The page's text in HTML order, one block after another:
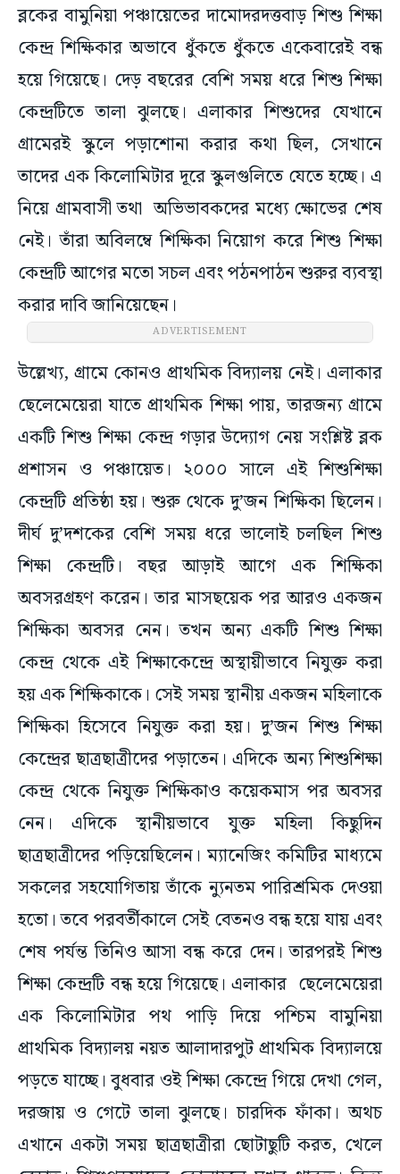
ব্লকের বামুনিয়া পঞ্চায়েতের দামোদরদত্তবাড় শিশু শিক্ষা
কেন্দ্র শিক্ষিকার অভাবে ধুঁকতে ধুঁকতে একেবারেই বন্ধ
হয়ে গিয়েছে। দেড় বছরের বেশি সময় ধরে শিশু শিক্ষা
কেন্দ্রটিতে তালা ঝুলছে। এলাকার শিশুদের যেখানে
গ্রামেরই স্কুলে পড়াশোনা করার কথা ছিল, সেখানে
তাদের এক কিলোমিটার দূরে স্কুলগুলিতে যেতে হচ্ছে। এ
নিয়ে গ্রামবাসী তথা অভিভাবকদের মধ্যে ক্ষোভের শেষ
নেই। তাঁরা অবিলম্বে শিক্ষিকা নিয়োগ করে শিশু শিক্ষা
কেন্দ্রটি আগের মতো সচল এবং পঠনপাঠন শুরুর ব্যবস্থা
করার দাবি জানিয়েছেন।
ADVERTISEMENT
উল্লেখ্য, গ্রামে কোনও প্রাথমিক বিদ্যালয় নেই। এলাকার
ছেলেমেয়েরা যাতে প্রাথমিক শিক্ষা পায়, তারজন্য গ্রামে
একটি শিশু শিক্ষা কেন্দ্র গড়ার উদ্যোগ নেয় সংশ্লিষ্ট ব্লক
প্রশাসন ও পঞ্চায়েত। ২০০০ সালে এই শিশুশিক্ষা
কেন্দ্রটি প্রতিষ্ঠা হয়। শুরু থেকে দু’জন শিক্ষিকা ছিলেন।
দীর্ঘ দু’দশকের বেশি সময় ধরে ভালোই চলছিল শিশু
শিক্ষা কেন্দ্রটি। বছর আড়াই আগে এক শিক্ষিকা
অবসরগ্রহণ করেন। তার মাসছয়েক পর আরও একজন
শিক্ষিকা অবসর নেন। তখন অন্য একটি শিশু শিক্ষা
কেন্দ্র থেকে এই শিক্ষাকেন্দ্রে অস্থায়ীভাবে নিযুক্ত করা
হয় এক শিক্ষিকাকে। সেই সময় স্থানীয় একজন মহিলাকে
শিক্ষিকা হিসেবে নিযুক্ত করা হয়। দু’জন শিশু শিক্ষা
কেন্দ্রের ছাত্রছাত্রীদের পড়াতেন। এদিকে অন্য শিশুশিক্ষা
কেন্দ্র থেকে নিযুক্ত শিক্ষিকাও কয়েকমাস পর অবসর
নেন। এদিকে স্থানীয়ভাবে যুক্ত মহিলা কিছুদিন
ছাত্রছাত্রীদের পড়িয়েছিলেন। ম্যানেজিং কমিটির মাধ্যমে
সকলের সহযোগিতায় তাঁকে ন্যুনতম পারিশ্রমিক দেওয়া
হতো। তবে পরবর্তীকালে সেই বেতনও বন্ধ হয়ে যায় এবং
শেষ পর্যন্ত তিনিও আসা বন্ধ করে দেন। তারপরই শিশু
শিক্ষা কেন্দ্রটি বন্ধ হয়ে গিয়েছে। এলাকার ছেলেমেয়েরা
এক কিলোমিটার পথ পাড়ি দিয়ে পশ্চিম বামুনিয়া
প্রাথমিক বিদ্যালয় নয়ত আলাদারপুট প্রাথমিক বিদ্যালয়ে
পড়তে যাচ্ছে। বুধবার ওই শিক্ষা কেন্দ্রে গিয়ে দেখা গেল,
দরজায় ও গেটে তালা ঝুলছে। চারদিক ফাঁকা। অথচ
এখানে একটা সময় ছাত্রছাত্রীরা ছোটাছুটি করত, খেলে